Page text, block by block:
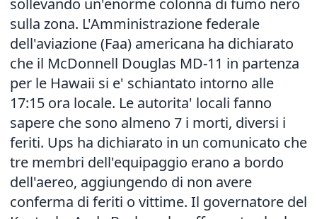
sollevando un'enorme colonna di fumo nero
sulla zona. L'Amministrazione federale
dell'aviazione (Faa) americana ha dichiarato
che il McDonnell Douglas MD-11 in partenza
per le Hawaii si e' schiantato intorno alle
17:15 ora locale. Le autorita' locali fanno
sapere che sono almeno 7 i morti, diversi i
feriti. Ups ha dichiarato in un comunicato che
tre membri dell'equipaggio erano a bordo
dell'aereo, aggiungendo di non avere
conferma di feriti o vittime. Il governatore del